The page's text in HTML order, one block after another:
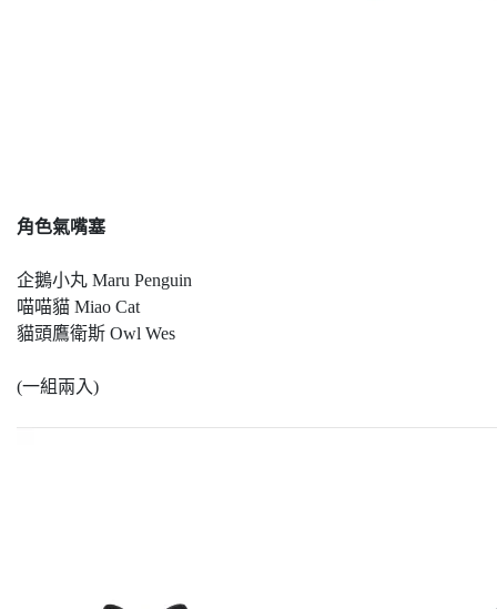
角色氣嘴塞
企鵝小丸 Maru Penguin
喵喵貓 Miao Cat
貓頭鷹衛斯 Owl Wes
(一組兩入)